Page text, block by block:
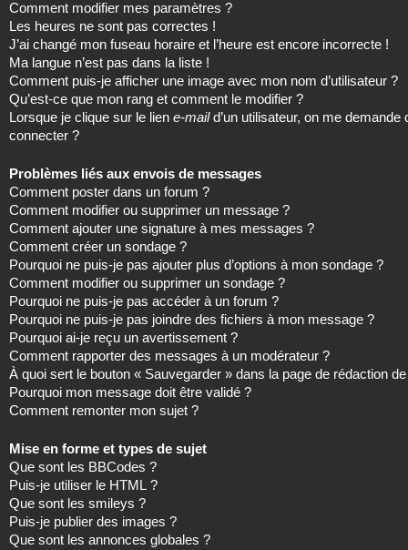
Comment modifier mes paramètres ?
Les heures ne sont pas correctes !
J’ai changé mon fuseau horaire et l’heure est encore incorrecte !
Ma langue n’est pas dans la liste !
Comment puis-je afficher une image avec mon nom d’utilisateur ?
Qu’est-ce que mon rang et comment le modifier ?
Lorsque je clique sur le lien e-maild’un utilisateur, on me demande
connecter ?
Problèmes liés aux envois de messages
Comment poster dans un forum ?
Comment modifier ou supprimer un message ?
Comment ajouter une signature à mes messages ?
Comment créer un sondage ?
Pourquoi ne puis-je pas ajouter plus d’options à mon sondage ?
Comment modifier ou supprimer un sondage ?
Pourquoi ne puis-je pas accéder à un forum ?
Pourquoi ne puis-je pas joindre des fichiers à mon message ?
Pourquoi ai-je reçu un avertissement ?
Comment rapporter des messages à un modérateur ?
À quoi sert le bouton « Sauvegarder » dans la page de rédaction
Pourquoi mon message doit être validé ?
Comment remonter mon sujet ?
Mise en forme et types de sujet
Que sont les BBCodes ?
Puis-je utiliser le HTML ?
Que sont les smileys ?
Puis-je publier des images ?
Que sont les annonces globales ?